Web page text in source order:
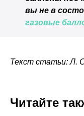
вы не в
газовые
Текст статьи: Л.
Читайте